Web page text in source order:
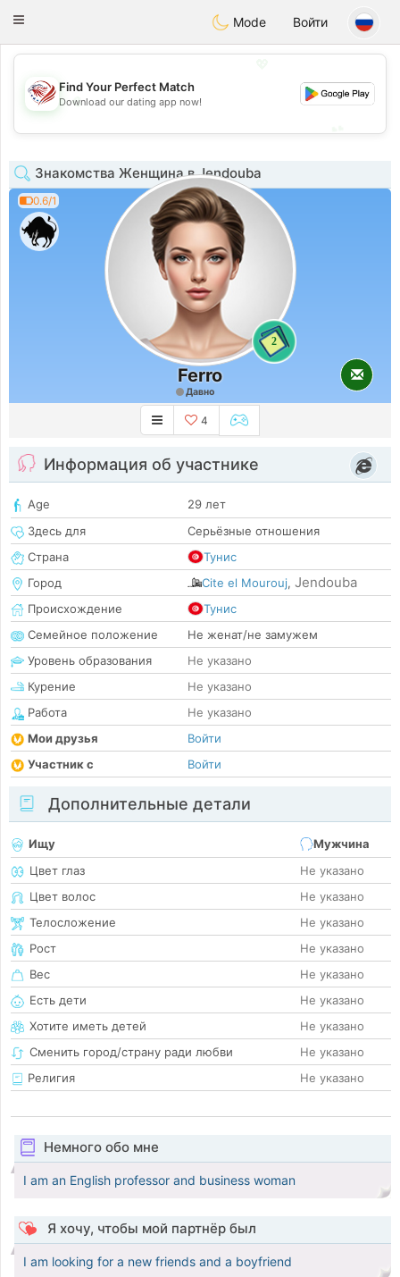
Dating
Toggle
Mode Войти
💖
💕
Find Your Perfect Match
Download our dating app now!
Знакомства Женщина в Jendouba
0.6/1
2
Ferro
Давно
4
Информация об участнике
Age
29 лет
Здесь для
Серьёзные отношения
Страна
Тунис
Город
Cite el Mourouj, Jendouba
Происхождение
Тунис
Семейное положение
Не женат/не замужем
Уровень образования
Не указано
Курение
Не указано
Работа
Не указано
Мои друзья
Войти
Участник с
Войти
Дополнительные детали
Ищу
Мужчина
Цвет глаз
Не указано
Цвет волос
Не указано
Телосложение
Не указано
Рост
Не указано
Вес
Не указано
Есть дети
Не указано
Хотите иметь детей
Не указано
Сменить город/страну ради любви
Не указано
Религия
Не указано
Немного обо мне
I am an English professor and business woman
Я хочу, чтобы мой партнёр был
I am looking for a new friends and a boyfriend